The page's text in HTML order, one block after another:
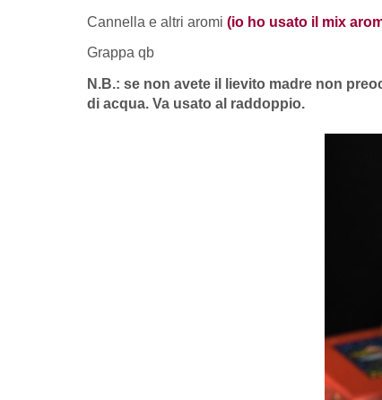
Cannella e altri aromi (io ho usato il mix
Grappa qb
N.B.: se non avete il lievito madre non
di acqua. Va usato al raddoppio.